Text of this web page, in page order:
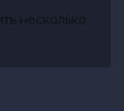
несколько